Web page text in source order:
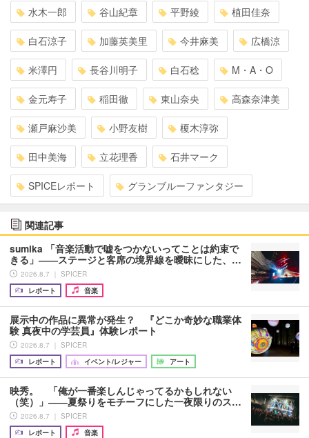
水木一郎 谷山紀章 平野綾 植田佳奈
白石涼子 加藤英美里 今井麻美 広橋涼
米澤円 長谷川明子 白石稔 M・A・O
金元寿子 稲田徹 東山奈央 高森奈津美
瀬戸麻沙美 小野友樹 榎木淳弥
田中美海 立花理香 石井マーク
SPICEレポート グランブルーファンタジー
関連記事
sumika 「音楽活動で嘘をつかないってことは約束で
きる」――ステージと客席の境界線を曖昧にした、…
2026.8.7 ｜ SPICER
レポート
音楽
展示中の作品に異常が発生？ 『どこか奇妙な職業体
験 真夜中の学芸員』体験レポート
2026.8.7 ｜ SPICER
レポート
イベント/レジャー アート
映秀。 「俺が一番楽しんじゃってるかもしれない
（笑）」――夏祭りをモチーフにした一夜限りのス…
2026.8.7 ｜ SPICER
レポート
音楽